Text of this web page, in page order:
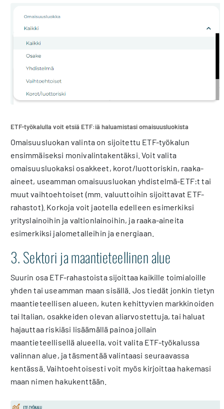
ETF-työkalulla voit etsiä ETF:iä haluamistasi omaisuusluokista
Omaisuusluokan valinta on sijoitettu ETF-työkalun
ensimmäiseksi monivalintakentäksi. Voit valita
omaisuusluokaksi osakkeet, korot/luottoriskin, raaka-
aineet, useamman omaisuusluokan yhdistelmä-ETF:t tai
muut vaihtoehtoiset (mm. valuuttoihin sijoittavat ETF-
rahastot). Korkoja voit jaotella edelleen esimerkiksi
yrityslainoihin ja valtionlainoihin, ja raaka-aineita
esimerkiksi jalometalleihin ja energiaan.
3. Sektori ja maantieteellinen alue
Suurin osa ETF-rahastoista sijoittaa kaikille toimialoille
yhden tai useamman maan sisällä. Jos tiedät jonkin tietyn
maantieteellisen alueen, kuten kehittyvien markkinoiden
tai Italian, osakkeiden olevan aliarvostettuja, tai haluat
hajauttaa riskiäsi lisäämällä painoa jollain
maantieteellisellä alueella, voit valita ETF-työkalussa
valinnan alue, ja täsmentää valintaasi seuraavassa
kentässä. Vaihtoehtoisesti voit myös kirjoittaa hakemasi
maan nimen hakukenttään.